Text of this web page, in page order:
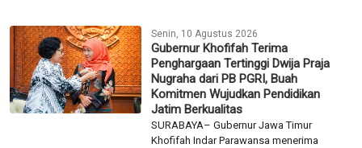
Senin, 10 Agustus 2026
Gubernur Khofifah Terima
Penghargaan Tertinggi Dwija Praja
Nugraha dari PB PGRI, Buah
Komitmen Wujudkan Pendidikan
Jatim Berkualitas
SURABAYA– Gubernur Jawa Timur
Khofifah Indar Parawansa menerima